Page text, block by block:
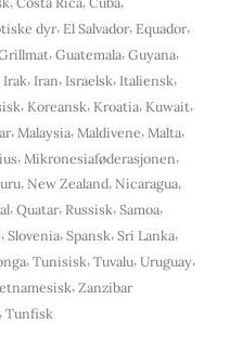
dyr, El Salvador, Equador,
,Guatemala,Guyana,
Irak, Iran, Israelsk, Italiensk,
, Koreansk, Kroatia, Kuwait,
, Malaysia, Maldivene, Malta,
, Mikronesiaføderasjonen,
, New Zealand, Nicaragua,
,Quatar, Russisk,Samoa,
,Slovenia,Spansk,Sri Lanka,
,Tunisisk,Tuvalu,Uruguay,
, Zanzibar
Tunfisk